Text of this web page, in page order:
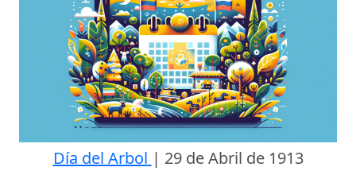
Día del Arbol | 29 de Abril de 1913